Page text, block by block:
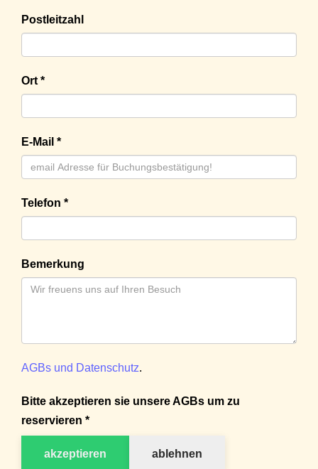
Postleitzahl
Ort *
E-Mail *
Telefon *
Bemerkung
AGBs und Datenschutz.
Bitte akzeptieren sie unsere AGBs um zu
reservieren *
akzeptieren ablehnen